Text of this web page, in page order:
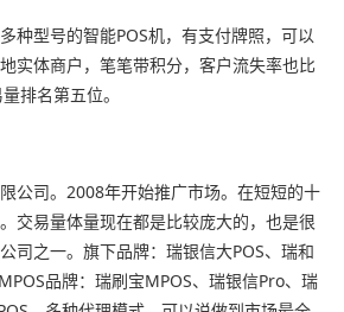
种型号的智能POS机，有支付牌照，可以
实体商户，笔笔带积分，客户流失率也比
排名第五位。
公司。2008年开始推广市场。在短短的十
交易量体量现在都是比较庞大的，也是很
司之一。旗下品牌：瑞银信大POS、瑞和
品牌：瑞刷宝MPOS、瑞银信Pro、瑞